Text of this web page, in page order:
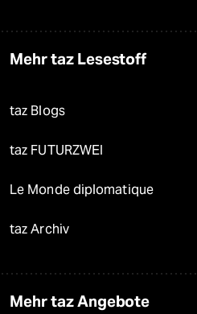
Mehr taz Lesestoff
taz Blogs
taz FUTURZWEI
Le Monde diplomatique
taz Archiv
Mehr taz Angebote